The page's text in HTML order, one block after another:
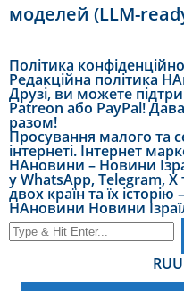
моделей (LLM-
Політика
Редакційна політика
Друзі, ви можете
Patreon або PayPal!
разом!
Просування малого та
інтернеті. Інтернет
НАновини – Новини
у WhatsApp, Telegram,
двох країн та їх
НАновини Новини
RU